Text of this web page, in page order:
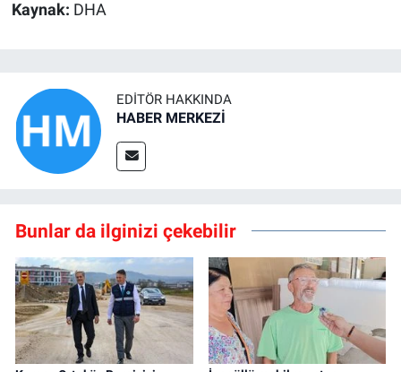
Kaynak: DHA
EDITÖR HAKKINDA
HABER MERKEZİ
Bunlar da ilginizi çekebilir